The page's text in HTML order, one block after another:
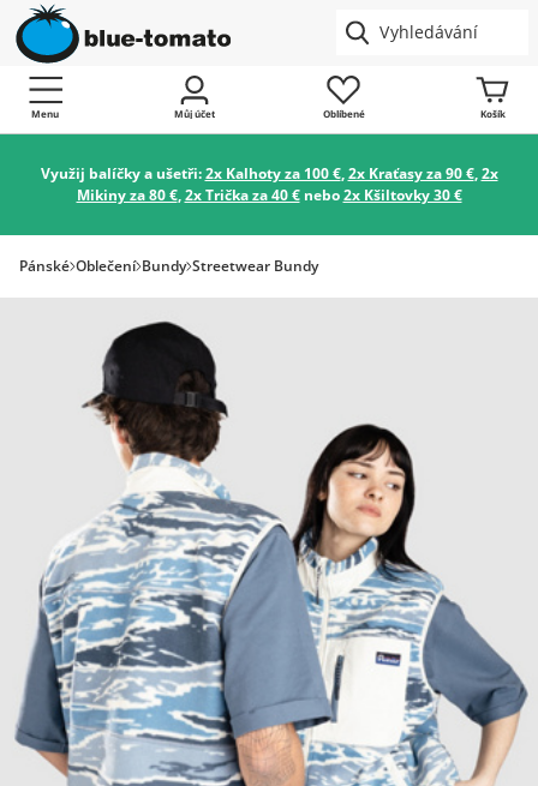
Menu Můj účet Oblíbené Košík
Využij balíčky a ušetři:2x Kalhoty za 100 €,2x Kraťasy za 90 €,2x
Mikiny za 80 €,2x Trička za 40 €nebo2x Kšiltovky 30 €
Pánské Oblečení Bundy Streetwear Bundy